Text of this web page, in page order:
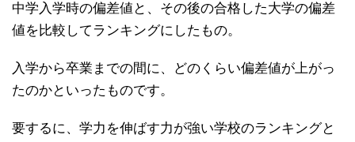
中学入学時の偏差値と、その後の合格した大学の偏差
値を比較してランキングにしたもの。
入学から卒業までの間に、どのくらい偏差値が上がっ
たのかといったものです。
要するに、学力を伸ばす力が強い学校のランキングと